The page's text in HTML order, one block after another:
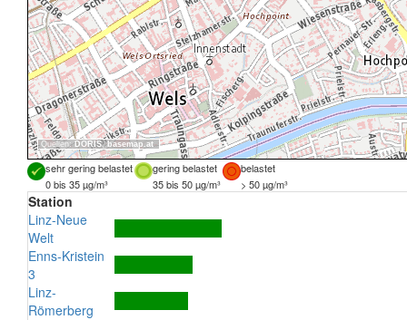
Quellen: DORIS, basemap.at
sehr gering belastet gering belastet
belastet
0 bis 35 µg/m³
35 bis 50 µg/m³ > 50 µg/m³
Station
Linz-Neue
Welt
Enns-Kristein
3
Linz-
Römerberg